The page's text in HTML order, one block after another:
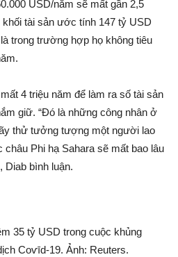
USD/năm sẽ mấ‌t gần 2,5
tài sả‌n ước tính 147 tỷ USD
trong trường hợp họ không tiêu
4 triệu năm để làm ra số tài sả‌n
giữ. “Đó là những công nhân ở
thử tưởng tượng một người lao
Phi hạ Sahara sẽ mấ‌t bao lâu
Diab bình luận.
35 tỷ USD trong cuộc khủng
Coѵīd-19. Ảnh: Reuters.